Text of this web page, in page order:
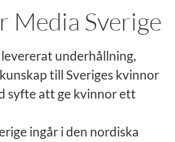
Media Sverige
underhållning,
till Sveriges kvinnor
syfte att ge kvinnor ett
ingår i den nordiska